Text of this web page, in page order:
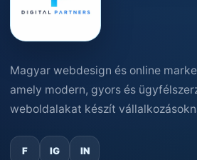
Magyar webdesign és online
amely modern, gyors és
weboldalakat készít
F IG IN